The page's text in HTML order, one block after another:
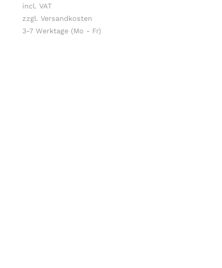
incl. VAT
zzgl. Versandkosten
3-7 Werktage (Mo - Fr)